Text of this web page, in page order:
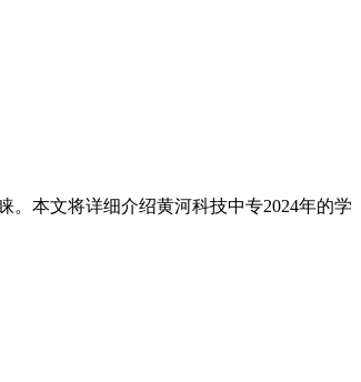
本文将详细介绍黄河科技中专2024年的学